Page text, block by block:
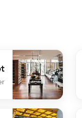
Cocina Gourmet